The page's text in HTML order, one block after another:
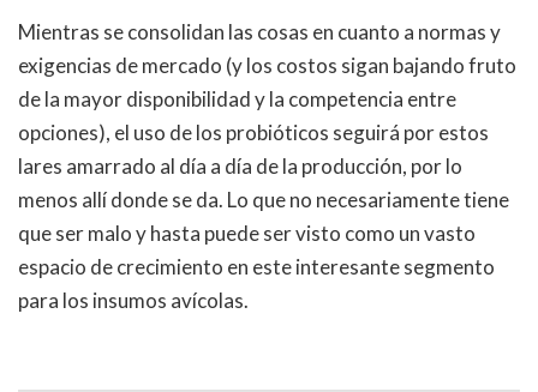
Mientras se consolidan las cosas en cuanto a normas y
exigencias de mercado (y los costos sigan bajando fruto
de la mayor disponibilidad y la competencia entre
opciones), el uso de los probióticos seguirá por estos
lares amarrado al día a día de la producción, por lo
menos allí donde se da. Lo que no necesariamente tiene
que ser malo y hasta puede ser visto como un vasto
espacio de crecimiento en este interesante segmento
para los insumos avícolas.